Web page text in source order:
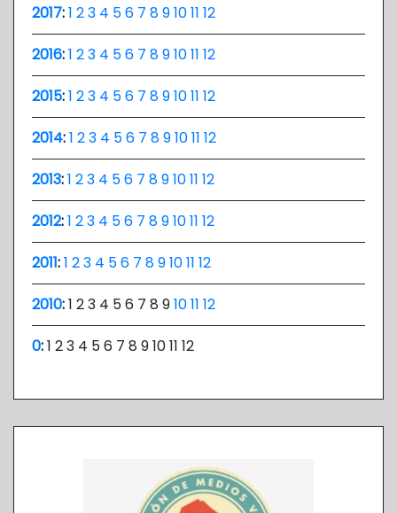
2017:1 23 4 56 7 891011 12
2016:1 23 4 56 7 891011 12
2015:1 23 4 56 7 891011 12
2014:1 23 4 56 7 891011 12
2013:1 23 4 56 7 891011 12
2012:1 23 4 56 7 891011 12
2011:1 23 4 56 7 891011 12
2010:1 23 4 56 7 8 91011 12
0:1 23 4 56 7 8 91011 12